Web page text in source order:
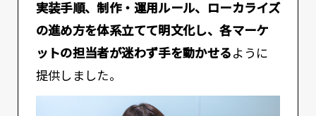
実装手順、制作・運用ルール、ローカライズ
の進め方を体系立てて明文化し、各マーケ
ットの担当者が迷わず手を動かせる ように
提供しました。